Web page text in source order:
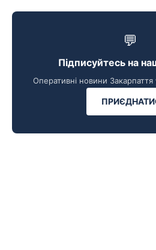
💬
Підписуйтесь на
Оперативні новини